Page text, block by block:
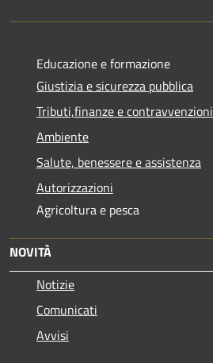
Educazione e formazione
Giustizia e sicurezza pubblica
Tributi,finanze e contravvenzioni
Ambiente
Salute, benessere e assistenza
Autorizzazioni
Agricoltura e pesca
NOVITÀ
Notizie
Comunicati
Avvisi